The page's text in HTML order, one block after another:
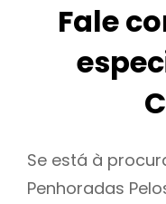
Fale
Se está à
Penhoradas